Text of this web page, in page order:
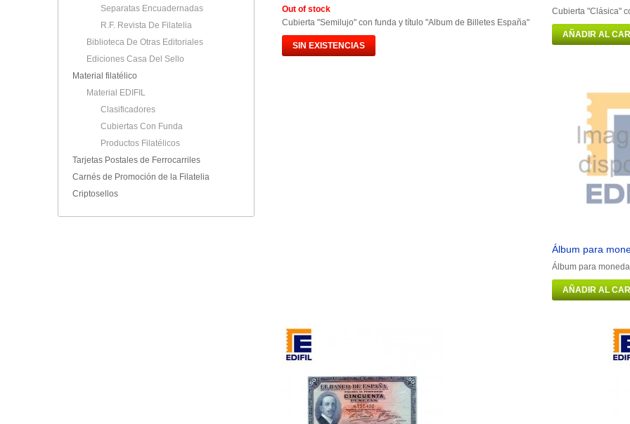
Separatas Encuadernadas
R.F. Revista De Filatelia
Biblioteca De Otras Editoriales
Ediciones Casa Del Sello
Material filatélico
Material EDIFIL
Clasificadores
Cubiertas Con Funda
Productos Filatélicos
Tarjetas Postales de Ferrocarriles
Carnés de Promoción de la Filatelia
Criptosellos
Out of stock
Cubierta "Semilujo" con funda y título "Album de Billetes España"
SIN EXISTENCIAS
Cubierta "Clásica"
AÑADIR AL
Álbum para
Álbum para
AÑADIR AL